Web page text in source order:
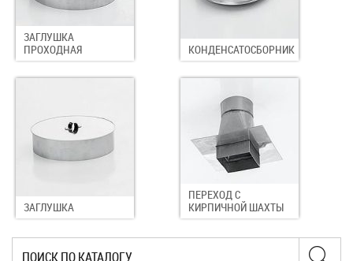
ЗАГЛУШКА
ПРОХОДНАЯ
КОНДЕНСАТОСБОРНИК
ЗАГЛУШКА
ПЕРЕХОД С
КИРПИЧНОЙ ШАХТЫ